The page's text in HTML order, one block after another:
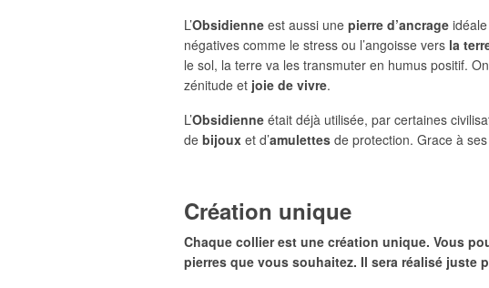
L’Obsidienne est aussi une pierre d’ancrage
négatives comme le stress ou l’angoisse vers la
le sol, la terre va les transmuter en humus positif.
zénitude et joie de vivre.
L’Obsidienne était déjà utilisée, par certaines
de bijoux et d’amulettes de protection. Grace à
Création unique
Chaque collier est une création unique. Vous
pierres que vous souhaitez. Il sera réalisé juste